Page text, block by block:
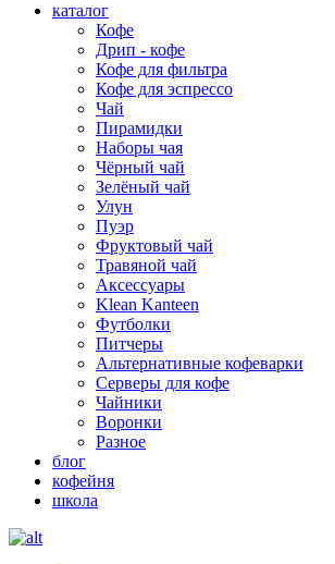
каталог
Кофе
Дрип - кофе
Кофе для фильтра
Кофе для эспрессо
Чай
Пирамидки
Наборы чая
Чёрный чай
Зелёный чай
Улун
Пуэр
Фруктовый чай
Травяной чай
Аксессуары
Klean Kanteen
Футболки
Питчеры
Альтернативные кофеварки
Серверы для кофе
Чайники
Воронки
Разное
блог
кофейня
школа